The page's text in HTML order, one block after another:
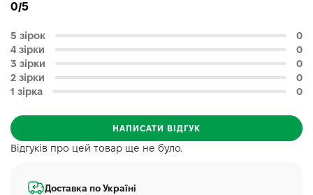
Відгуків про цей товар ще не було.
0/5
5 зірок
0
4 зірки
0
3 зірки
0
2 зірки
0
1 зірка
0
НАПИСАТИ ВІДГУК
Доставка по Україні